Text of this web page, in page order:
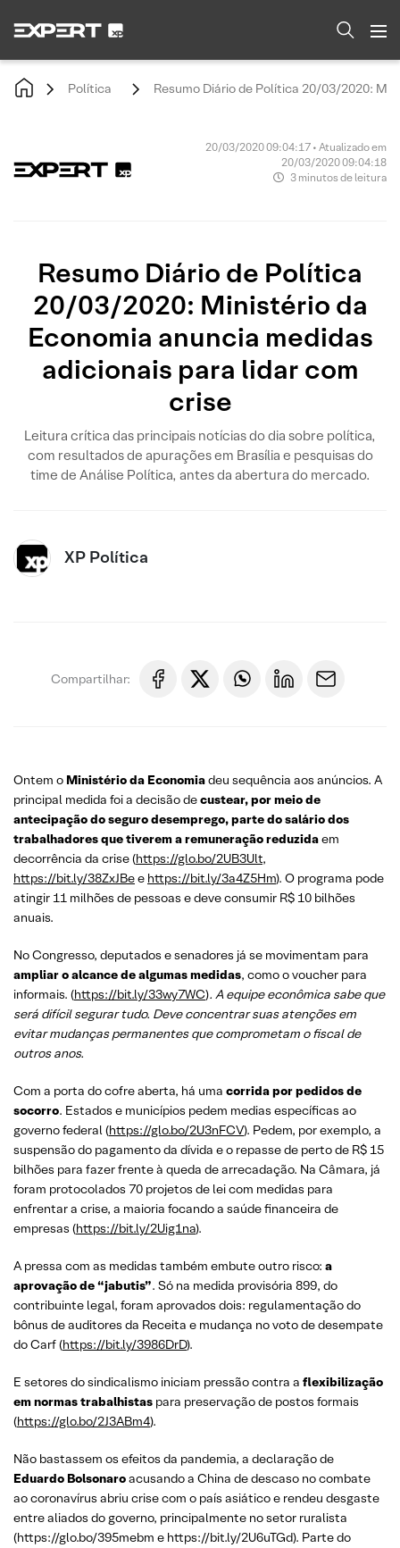
Política Resumo Diário de Política 20/03/2020:
20/03/2020 09:04:17 • Atualizado em
20/03/2020 09:04:18
3 minutos de leitura
Resumo Diário de Política
20/03/2020: Ministério da
Economia anuncia medidas
adicionais para lidar com
crise
Leitura crítica das principais notícias do dia sobre política,
com resultados de apurações em Brasília e pesquisas do
time de Análise Política, antes da abertura do mercado.
XP Política
Compartilhar:
Ontem o Ministério da Economiadeu sequência aos anúncios. A
principal medida foi a decisão decustear, por meio de
antecipação do seguro desemprego, parte do salário dos
trabalhadores que tiverem a remuneração reduzidaem
decorrência da crise (https://glo.bo/2UB3Ult,
https://bit.ly/38ZxJBee https://bit.ly/3a4Z5Hm). O programa pode
atingir 11 milhões de pessoas e deve consumir R$ 10 bilhões
anuais.
No Congresso, deputados e senadores já se movimentam para
ampliar o alcance de algumas medidas, como o voucher para
informais. (https://bit.ly/33wy7WC). A equipe econômica sabe que
será difícil segurar tudo. Deve concentrar suas atenções em
evitar mudanças permanentes que comprometam o fiscal de
outros anos.
Com a porta do cofre aberta, há uma corrida por pedidos de
socorro. Estados e municípios pedem medias específicas ao
governo federal (https://glo.bo/2U3nFCV). Pedem, por exemplo, a
suspensão do pagamento da dívida e o repasse de perto de R$ 15
bilhões para fazer frente à queda de arrecadação. Na Câmara, já
foram protocolados 70 projetos de lei com medidas para
enfrentar a crise, a maioria focando a saúde financeira de
empresas (https://bit.ly/2Uig1na).
A pressa com as medidas também embute outro risco: a
aprovação de “jabutis”. Só na medida provisória 899, do
contribuinte legal, foram aprovados dois: regulamentação do
bônus de auditores da Receita e mudança no voto de desempate
do Carf (https://bit.ly/3986DrD).
E setores do sindicalismo iniciam pressão contra a flexibilização
em normas trabalhistas para preservação de postos formais
(https://glo.bo/2J3ABm4).
Não bastassem os efeitos da pandemia, a declaração de
Eduardo Bolsonaroacusando a China de descaso no combate
ao coronavírus abriu crise com o país asiático e rendeu desgaste
entre aliados do governo, principalmente no setor ruralista
(https://glo.bo/395mebm e https://bit.ly/2U6uTGd). Parte do